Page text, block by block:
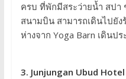
ครบ ที่พักมีสระว่ายน้ำ สปา
สนามบิน สามารถเดินไปยั
ห่างจาก Yoga Barn เดินป
3. Junjungan Ubud Hotel